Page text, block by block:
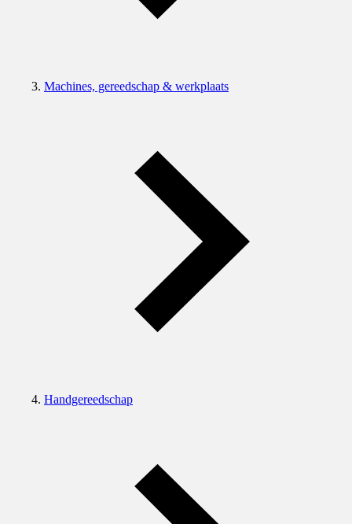
Machines, gereedschap & werkplaats
Handgereedschap